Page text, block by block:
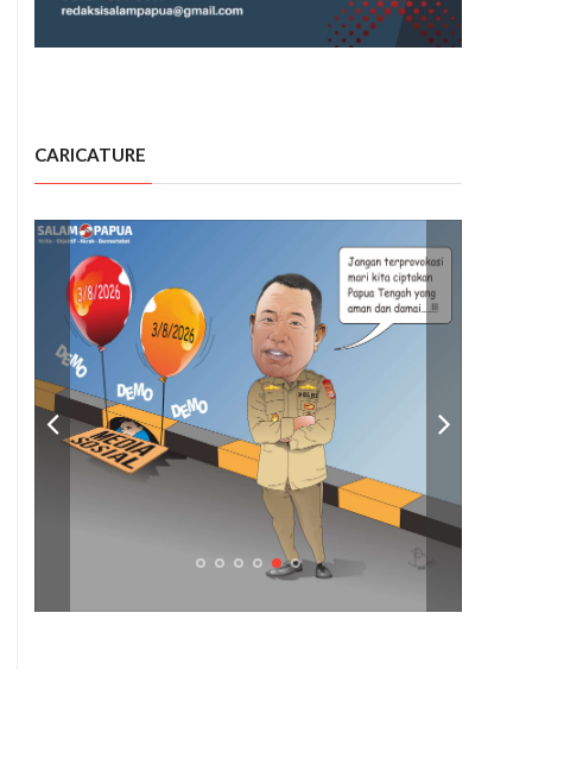
CARICATURE